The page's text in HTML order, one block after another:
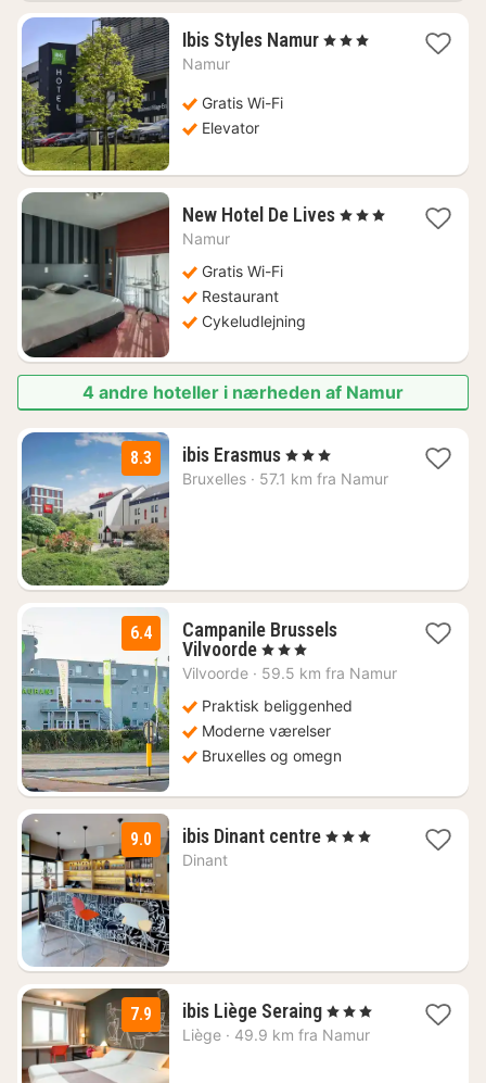
Ibis Styles Namur1
, 3 Stjerner
Namur
Gratis Wi-Fi
Elevator
New Hotel De Lives1
, 3 Stjerner
Namur
Gratis Wi-Fi
Restaurant
Cykeludlejning
4 andre hoteller i nærheden af Namur
8.3 ibis Erasmus1
nat
, 3 Stjerner
Bruxelles · 57.1 km fra Namur
6.4
Campanile Brussels
Vilvoorde1
nat
636
kr.
, 3 Stjerner
Vilvoorde · 59.5 km fra Namur
Praktisk beliggenhed
Moderne værelser
Bruxelles og omegn
9.0 ibis Dinant centre1
, 3 Stjerner
Dinant
7.9 ibis Liège Seraing1
nat
, 3 Stjerner
Liège · 49.9 km fra Namur